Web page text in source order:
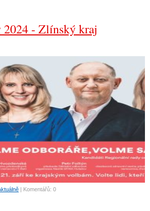
2024 - Zlínský kraj
| Komentářů: 0